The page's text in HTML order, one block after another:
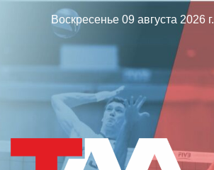
Воскресенье 09 августа 2026 г.